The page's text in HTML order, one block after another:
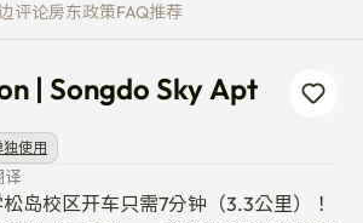
评论房东政策FAQ推荐
| Songdo Sky Apt
独使用
译
岛校区开车只需7分钟（3.3公里）！